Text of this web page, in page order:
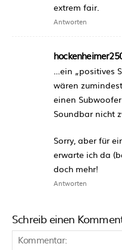
extrem fair.
Antworten
…ein „positives
wären
einen
Soundbar nicht
Sorry, aber für
erwarte ich da
doch mehr!
Antworten
Schreib einen